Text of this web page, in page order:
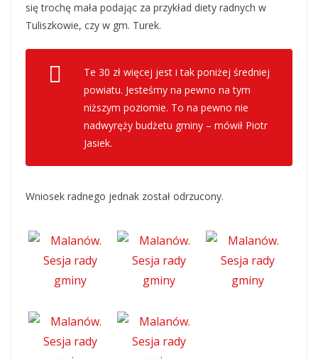
się trochę mała podając za przykład diety radnych w
Tuliszkowie, czy w gm. Turek.
Te 30 zł więcej jest i tak poniżej średniej
powiatu. Jesteśmy na pewno na tym
niższym poziomie. To na pewno nie
nadwyręży budżetu gminy – mówił Piotr
Jasiek.
Wniosek radnego jednak został odrzucony.